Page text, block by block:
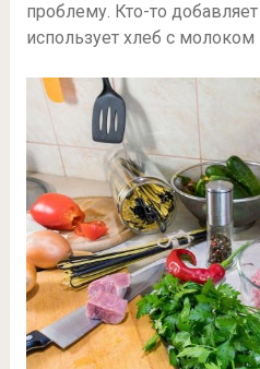
проблему. Кто-то
использует хлеб с